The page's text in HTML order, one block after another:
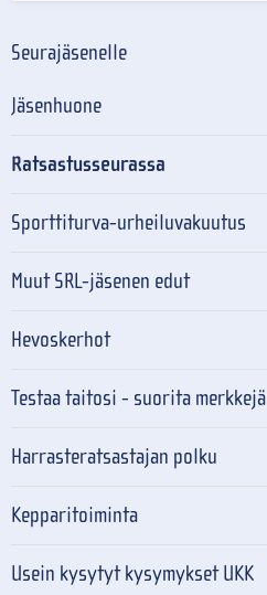
Seurajäsenelle
Jäsenhuone
Ratsastusseurassa
Sporttiturva-urheiluvakuutus
Muut SRL-jäsenen edut
Hevoskerhot
Testaa taitosi - suorita merkkejä
Harrasteratsastajan polku
Kepparitoiminta
Usein kysytyt kysymykset UKK